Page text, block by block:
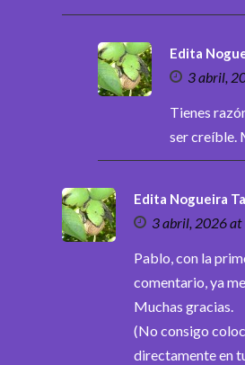
Edita
3 abril,
Tienes
ser creíble.
Edita Nogueira
3 abril, 2026 at
Pablo, con la
comentario, ya
Muchas gracias.
(No consigo
directamente en